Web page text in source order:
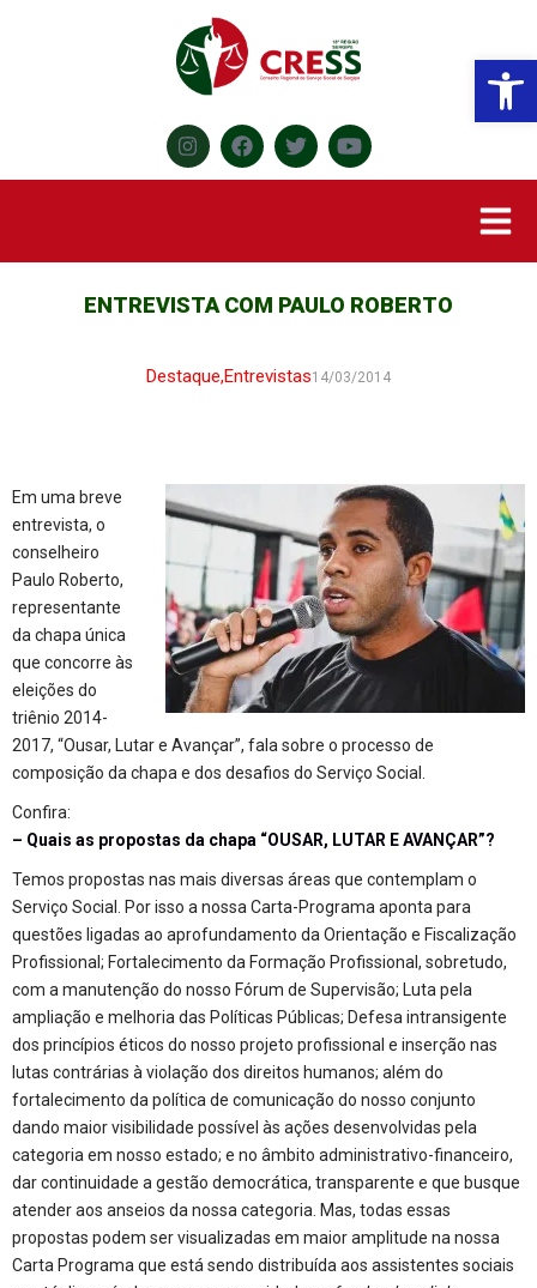
ENTREVISTA COM PAULO ROBERTO
Destaque,Entrevistas14/03/2014
Em uma breve
entrevista, o
conselheiro
Paulo Roberto,
representante
da chapa única
que concorre às
eleições do
triênio 2014-
2017, “Ousar, Lutar e Avançar”, fala sobre o processo de
composição da chapa e dos desafios do Serviço Social.
Confira:
– Quais as propostas da chapa “OUSAR, LUTAR E AVANÇAR”?
Temos propostas nas mais diversas áreas que contemplam o
Serviço Social. Por isso a nossa Carta-Programa aponta para
questões ligadas ao aprofundamento da Orientação e Fiscalização
Profissional; Fortalecimento da Formação Profissional, sobretudo,
com a manutenção do nosso Fórum de Supervisão; Luta pela
ampliação e melhoria das Políticas Públicas; Defesa intransigente
dos princípios éticos do nosso projeto profissional e inserção nas
lutas contrárias à violação dos direitos humanos; além do
fortalecimento da política de comunicação do nosso conjunto
dando maior visibilidade possível às ações desenvolvidas pela
categoria em nosso estado; e no âmbito administrativo-financeiro,
dar continuidade a gestão democrática, transparente e que busque
atender aos anseios da nossa categoria. Mas, todas essas
propostas podem ser visualizadas em maior amplitude na nossa
Carta Programa que está sendo distribuída aos assistentes sociais